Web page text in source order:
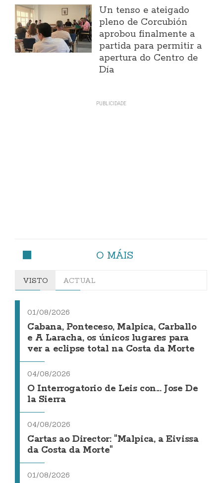
Un tenso e ateigado
pleno de Corcubión
aprobou finalmente a
partida para permitir a
apertura do Centro de
Día
O MÁIS
VISTO ACTUAL
01/08/2026
Cabana, Ponteceso, Malpica, Carballo
e A Laracha, os únicos lugares para
ver a eclipse total na Costa da Morte
04/08/2026
O Interrogatorio de Leis con... Jose De
la Sierra
04/08/2026
Cartas ao Director: "Malpica, a Eivissa
da Costa da Morte"
01/08/2026